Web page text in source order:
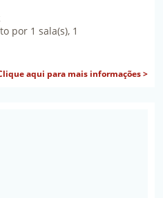
por 1 sala(s), 1
aqui para mais informações >